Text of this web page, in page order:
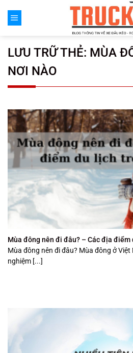
đến
LƯU TRỮ THẺ: MÙA
NƠI NÀO
Mùa đông nên đi đâu? – Các địa
Mùa đông nên đi đâu? Mùa đông ở
nghiệm [...]